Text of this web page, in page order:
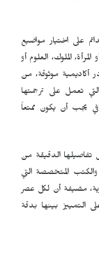
على اختيار مواضيع
الملوك، العلوم أو
موثوقة، من
التي تعمل على ترجمتها
يجب أن يكون ممتعاً
تفاصيلها الدقيقة من
والكتب المتخصصة التي
مضيفة أن لكل عصر
التمييز بينها بدقة